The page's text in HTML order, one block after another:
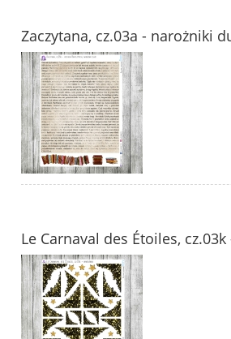
Zaczytana, cz.03a - narożniki
Le Carnaval des Étoiles,